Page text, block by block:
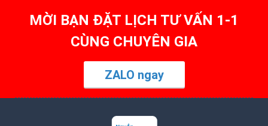
MỜI BẠN ĐẶT LỊCH TƯ VẤN 1-1
CÙNG CHUYÊN GIA
ZALO ngay